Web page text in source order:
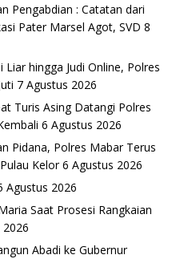
Pengabdian : Catatan dari
Pater Marsel Agot, SVD 8
hingga Judi Online, Polres
7 Agustus 2026
Turis Asing Datangi Polres
6 Agustus 2026
Pidana, Polres Mabar Terus
Kelor 6 Agustus 2026
Agustus 2026
Saat Prosesi Rangkaian
Abadi ke Gubernur